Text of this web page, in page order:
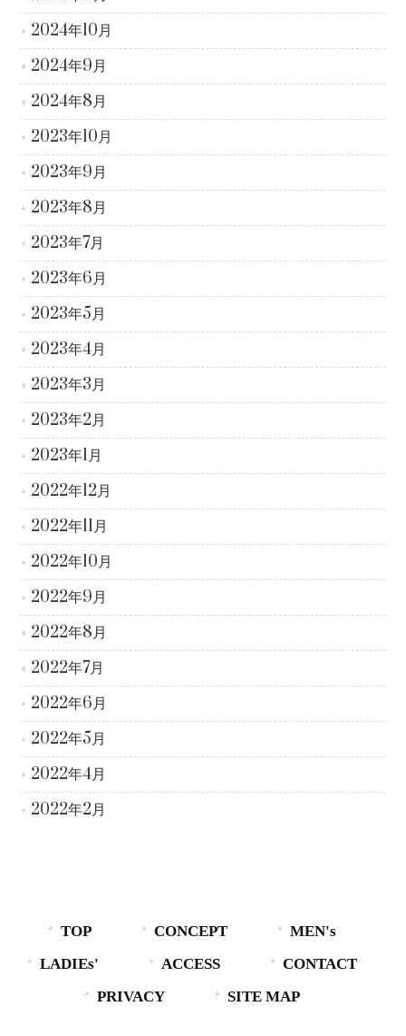
2024年10月
2024年9月
2024年8月
2023年10月
2023年9月
2023年8月
2023年7月
2023年6月
2023年5月
2023年4月
2023年3月
2023年2月
2023年1月
2022年12月
2022年11月
2022年10月
2022年9月
2022年8月
2022年7月
2022年6月
2022年5月
2022年4月
2022年2月
TOP CONCEPT
MEN's
LADIEs'
ACCESS
CONTACT
PRIVACY
SITE MAP